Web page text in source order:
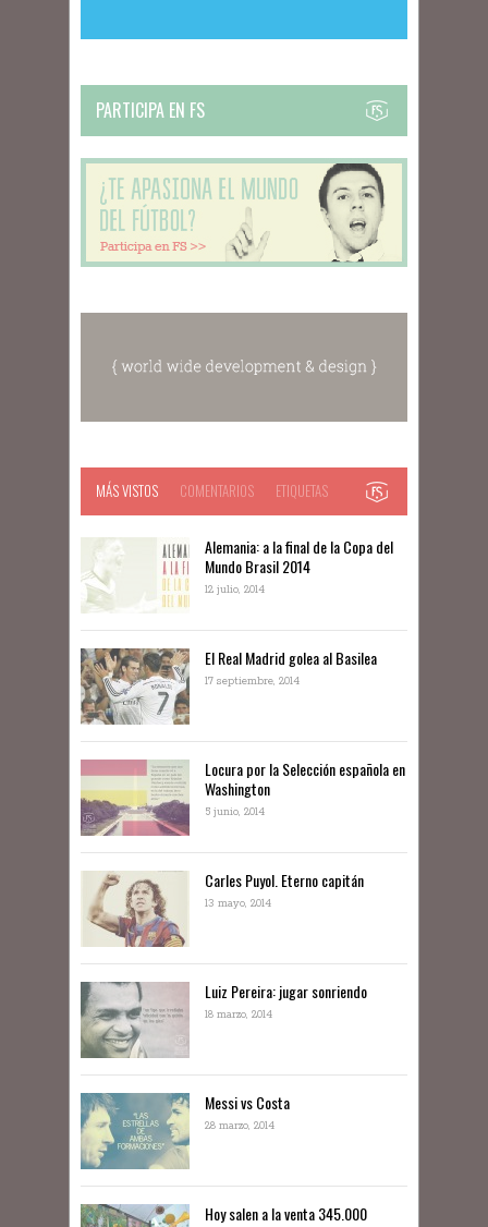
PARTICIPA EN FS
MÁS VISTOS COMENTARIOS ETIQUETAS
Alemania: a la final de la Copa del
Mundo Brasil 2014
12 julio, 2014
El Real Madrid golea al Basilea
17 septiembre, 2014
Locura por la Selección española en
Washington
5 junio, 2014
Carles Puyol. Eterno capitán
13 mayo, 2014
Luiz Pereira: jugar sonriendo
18 marzo, 2014
Messi vs Costa
28 marzo, 2014
Hoy salen a la venta 345.000